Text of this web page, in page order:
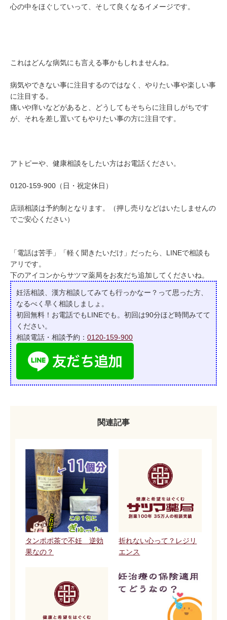
心の中をほぐしていって、そして良くなるイメージです。
これはどんな病気にも言える事かもしれませんね。
病気やできない事に注目するのではなく、やりたい事や楽しい事
に注目する。
痛いや痒いなどがあると、どうしてもそちらに注目しがちです
が、それを差し置いてもやりたい事の方に注目です。
アトピーや、健康相談をしたい方はお電話ください。
0120-159-900（日・祝定休日）
店頭相談は予約制となります。（押し売りなどはいたしませんの
でご安心ください）
「電話は苦手」「軽く聞きたいだけ」だったら、LINEで相談も
アリです。
下のアイコンからサツマ薬局をお友だち追加してくださいね。
妊活相談、漢方相談してみても行っかなー？って思った方、
なるべく早く相談しましょ。
初回無料！お電話でもLINEでも。初回は90分ほど時間みてて
ください。
相談電話・相談予約： 0120-159-900
関連記事
タンポポ茶で不妊 逆効
果なの？
折れない心って？レジリ
エンス